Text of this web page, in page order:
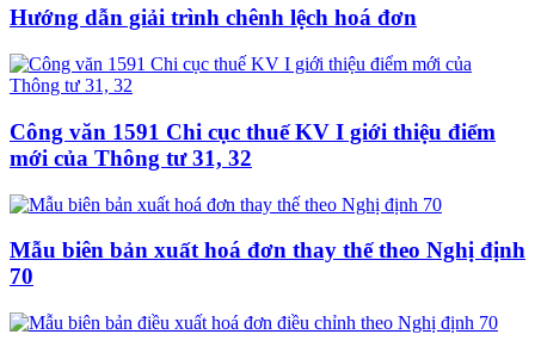
Hướng dẫn giải trình chênh lệch hoá đơn
Công văn 1591 Chi cục thuế KV I giới thiệu điểm
mới của Thông tư 31, 32
Mẫu biên bản xuất hoá đơn thay thế theo Nghị định
70